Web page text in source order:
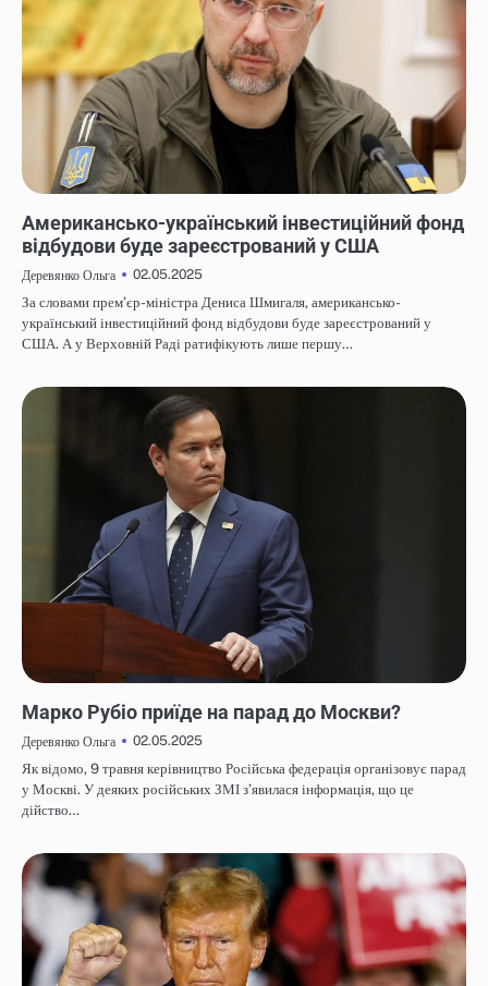
Американсько-український інвестиційний фонд
відбудови буде зареєстрований у США
Деревянко Ольга
02.05.2025
За словами прем’єр-міністра Дениса Шмигаля, американсько-
український інвестиційний фонд відбудови буде зареєстрований у
США. А у Верховній Раді ратифікують лише першу…
Марко Рубіо приїде на парад до Москви?
Деревянко Ольга
02.05.2025
Як відомо, 9 травня керівництво Російська федерація організовує парад
у Москві. У деяких російських ЗМІ з’явилася інформація, що це
дійство…